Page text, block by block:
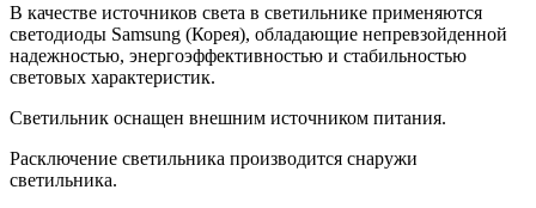
В качестве источников света в светильнике применяются
светодиоды Samsung (Корея), обладающие непревзойденной
надежностью, энергоэффективностью и стабильностью
световых характеристик.
Светильник оснащен внешним источником питания.
Расключение светильника производится снаружи
светильника.